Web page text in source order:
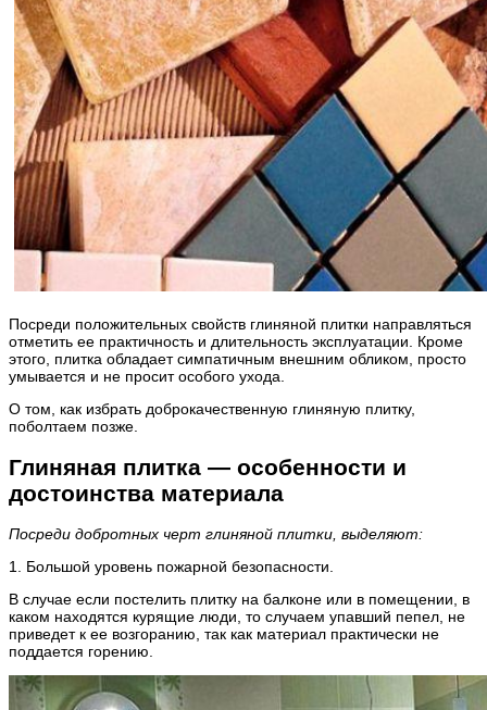
Посреди положительных свойств глиняной плитки направляться
отметить ее практичность и длительность эксплуатации. Кроме
этого, плитка обладает симпатичным внешним обликом, просто
умывается и не просит особого ухода.
О том, как избрать доброкачественную глиняную плитку,
поболтаем позже.
Глиняная плитка — особенности и
достоинства материала
Посреди добротных черт глиняной плитки, выделяют:
1. Большой уровень пожарной безопасности.
В случае если постелить плитку на балконе или в помещении, в
каком находятся курящие люди, то случаем упавший пепел, не
приведет к ее возгоранию, так как материал практически не
поддается горению.